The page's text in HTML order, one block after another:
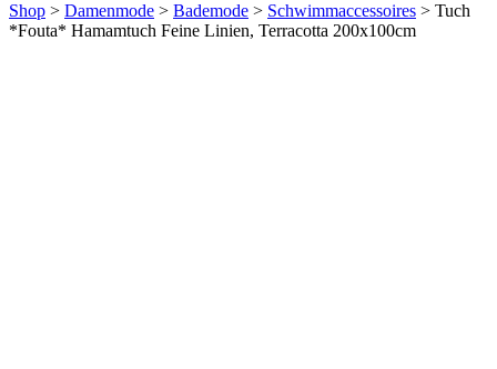
Shop > Damenmode > Bademode > Schwimmaccessoires > Tuch
*Fouta* Hamamtuch Feine Linien, Terracotta 200x100cm